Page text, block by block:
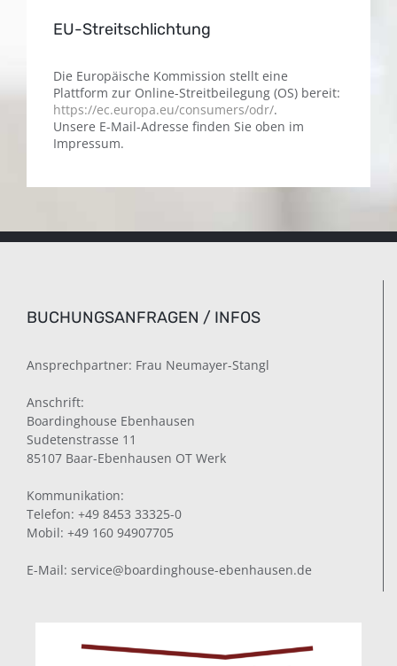
EU-Streitschlichtung
Die Europäische Kommission stellt eine
Plattform zur Online-Streitbeilegung (OS) bereit:
https://ec.europa.eu/consumers/odr/.
Unsere E-Mail-Adresse finden Sie oben im
Impressum.
BUCHUNGSANFRAGEN / INFOS
Ansprechpartner: Frau Neumayer-Stangl
Anschrift:
Boardinghouse Ebenhausen
Sudetenstrasse 11
85107 Baar-Ebenhausen OT Werk
Kommunikation:
Telefon: +49 8453 33325-0
Mobil: +49 160 94907705
E-Mail: service@boardinghouse-ebenhausen.de